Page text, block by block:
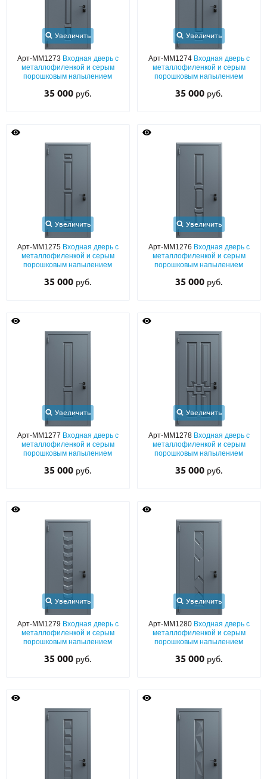
Увеличить
Арт-ММ1273 Входная дверь с
металлофиленкой и серым
порошковым напылением
35 000 руб.
Увеличить
Арт-ММ1274 Входная дверь с
металлофиленкой и серым
порошковым напылением
35 000 руб.
Увеличить
Арт-ММ1275 Входная дверь с
металлофиленкой и серым
порошковым напылением
35 000 руб.
Увеличить
Арт-ММ1276 Входная дверь с
металлофиленкой и серым
порошковым напылением
35 000 руб.
Увеличить
Арт-ММ1277 Входная дверь с
металлофиленкой и серым
порошковым напылением
35 000 руб.
Увеличить
Арт-ММ1278 Входная дверь с
металлофиленкой и серым
порошковым напылением
35 000 руб.
Увеличить
Арт-ММ1279 Входная дверь с
металлофиленкой и серым
порошковым напылением
35 000 руб.
Увеличить
Арт-ММ1280 Входная дверь с
металлофиленкой и серым
порошковым напылением
35 000 руб.